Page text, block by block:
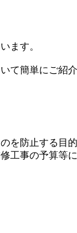
ます。
て簡単にご紹
を防止する目的
工事の予算等